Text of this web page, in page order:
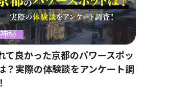
神秘
て良かった京都のパワースポッ
？実際の体験談をアンケート調